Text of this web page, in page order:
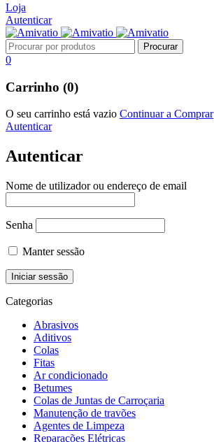
Loja
Autenticar
0
Carrinho (0)
O seu carrinho está vazio Continuar a Comprar
Autenticar
Autenticar
Nome de utilizador ou endereço de email
Senha
Manter sessão
Categorias
Abrasivos
Aditivos
Colas
Fitas
Ar condicionado
Betumes
Colas de Juntas de Carroçaria
Manutenção de travões
Agentes de Limpeza
Reparações Elétricas